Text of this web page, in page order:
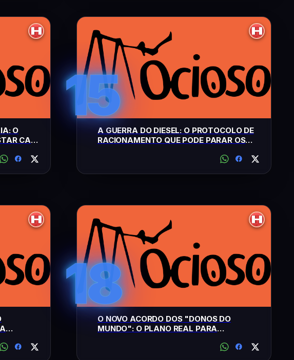
O
CARO
15
A GUERRA DO DIESEL: O PROTOCOLO DE
RACIONAMENTO QUE PODE PARAR OS
18
O NOVO ACORDO DOS "DONOS DO
MUNDO": O PLANO REAL PARA